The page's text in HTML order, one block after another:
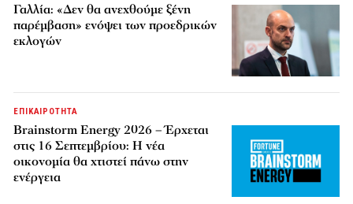
Γαλλία: «Δεν θα ανεχθούμε ξένη
παρέμβαση» ενόψει των προεδρικών
εκλογών
ΕΠΙΚΑΙΡΟΤΗΤΑ
Brainstorm Energy 2026 – Έρχεται
στις 16 Σεπτεμβρίου: Η νέα
οικονομία θα χτιστεί πάνω στην
ενέργεια